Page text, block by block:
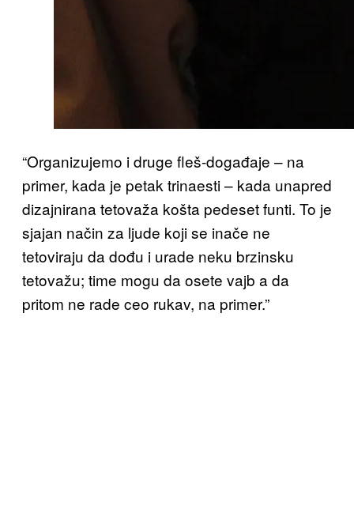
“Organizujemo i druge fleš-događaje – na
primer, kada je petak trinaesti – kada unapred
dizajnirana tetovaža košta pedeset funti. To je
sjajan način za ljude koji se inače ne
tetoviraju da dođu i urade neku brzinsku
tetovažu; time mogu da osete vajb a da
pritom ne rade ceo rukav, na primer.”